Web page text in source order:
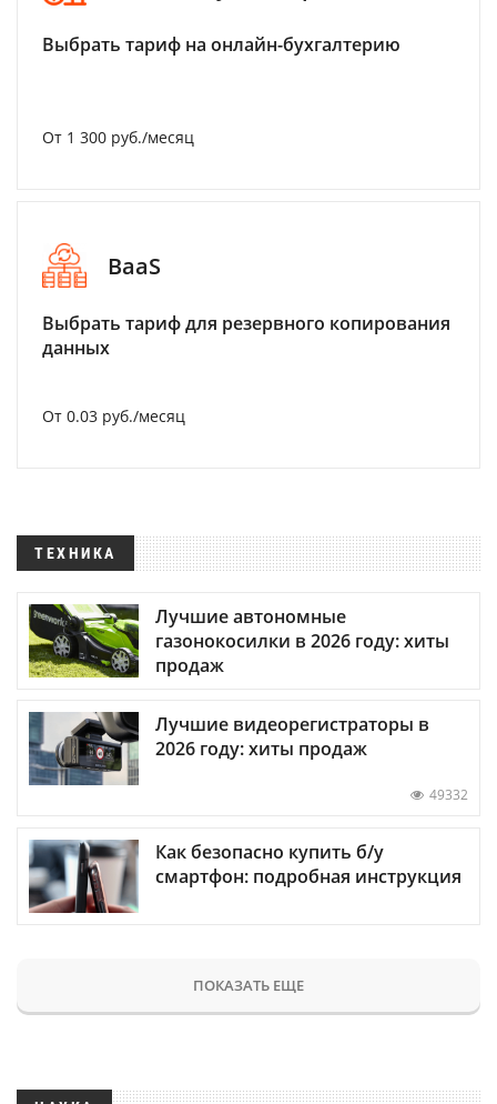
Выбрать тариф на онлайн-бухгалтерию
От 1 300 руб./месяц
BaaS
Выбрать тариф для резервного копирования
данных
От 0.03 руб./месяц
ТЕХНИКА
Лучшие автономные
газонокосилки в 2026 году: хиты
продаж
Лучшие видеорегистраторы в
2026 году: хиты продаж
49332
Как безопасно купить б/у
смартфон: подробная инструкция
ПОКАЗАТЬ ЕЩЕ